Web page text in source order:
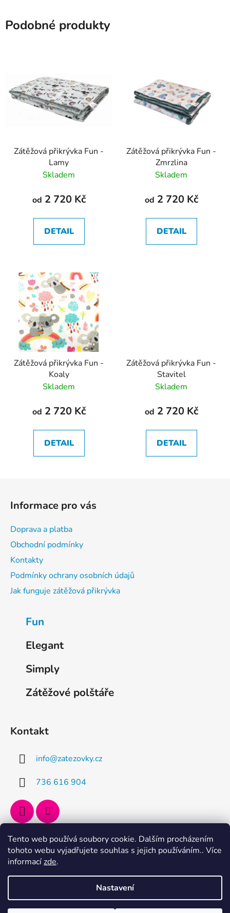
Tento web používá soubory cookie. Dalším procházením
tohoto webu vyjadřujete souhlas s jejich používáním.. Více
informacízde.
Nastavení
Podobné produkty
Zátěžová přikrývka Fun -
Lamy
Skladem
od 2 720 Kč
DETAIL
Zátěžová přikrývka Fun -
Zmrzlina
Skladem
od 2 720 Kč
DETAIL
Zátěžová přikrývka Fun -
Koaly
Skladem
od 2 720 Kč
DETAIL
Zátěžová přikrývka Fun -
Stavitel
Skladem
od 2 720 Kč
DETAIL
Informace pro vás
Doprava a platba
Obchodní podmínky
Kontakty
Podmínky ochrany osobních údajů
Jak funguje zátěžová přikrývka
Fun
Elegant
Simply
Zátěžové polštáře
Kontakt
info@zatezovky.cz
736 616 904
Přijímáme online platby